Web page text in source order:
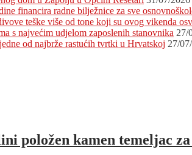
trebamo?
Ovo
je
vjerojatno
jedna
od
financira radne bilježnice za sve
teške više od tone koji su ovog vikenda
s najvećim udjelom zaposlenih stanovnika 27/
od najbrže rastućih tvrtki u Hrvatskoj 27/
položen kamen temeljac